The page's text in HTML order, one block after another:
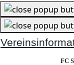
FC